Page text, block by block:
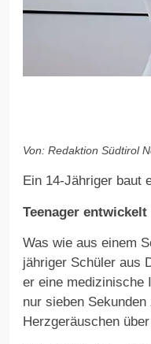
Von: Redaktion Südtirol
Ein 14-Jähriger baut
Teenager
Was wie aus einem
jähriger Schüler aus
er eine medizinische
nur sieben
Herzgeräuschen